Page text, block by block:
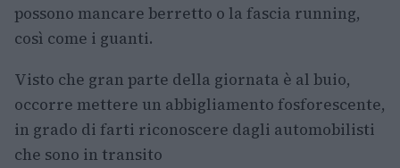
possono mancare berretto o la fascia running,
così come i guanti.
Visto che gran parte della giornata è al buio,
occorre mettere un abbigliamento fosforescente,
in grado di farti riconoscere dagli automobilisti
che sono in transito